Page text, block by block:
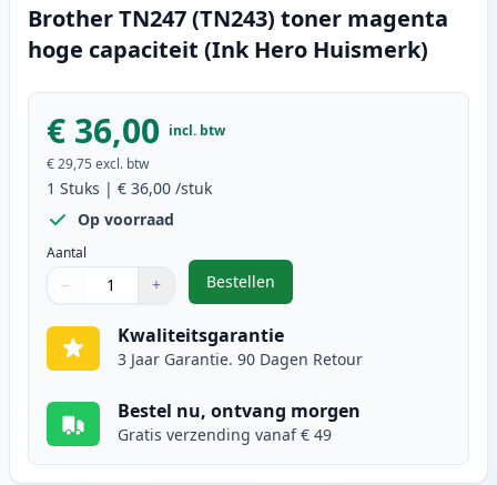
Brother TN247 (TN243) toner magenta
hoge capaciteit (Ink Hero Huismerk)
€ 36,00 incl. btw
€ 29,75 excl. btw
1 Stuks | € 36,00 /stuk
Op voorraad
Aantal
Gebruik de knoppen om aan te passen
− +
1
Bestellen
,Brother TN247 (TN243) toner
Kwaliteitsgarantie
3 Jaar Garantie. 90 Dagen Retour
Bestel nu, ontvang morgen
Gratis verzending vanaf € 49